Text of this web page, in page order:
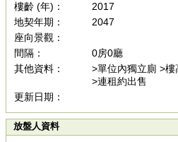
樓齡 (年)：
2017
地契年期：
2047
座向景觀：
間隔：
0房0廳
其他資料：
>單位內獨立廁 >
>連租約出售
更新日期：
放盤人資料